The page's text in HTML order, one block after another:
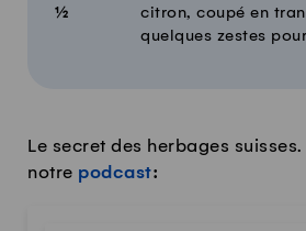
½
citron, coupé en
quelques zestes
Le secret des herbages
notre podcast: